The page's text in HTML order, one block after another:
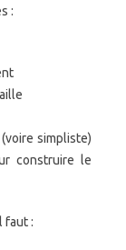
:
simpliste)
construire le
faut :